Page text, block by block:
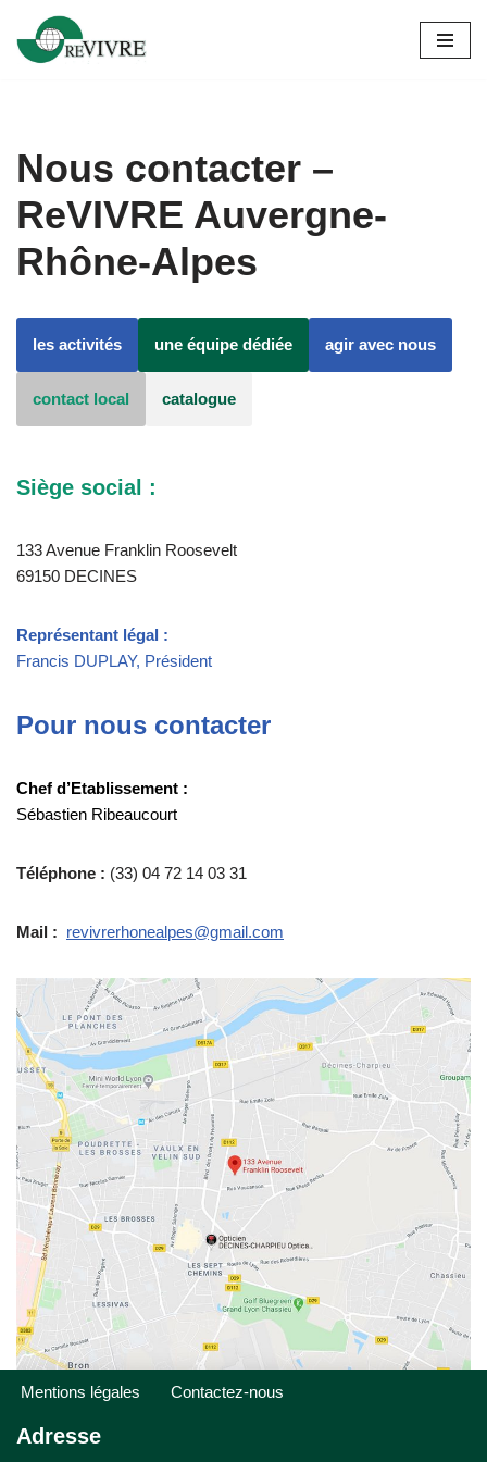
Aller
Nous contacter –
ReVIVRE Auvergne-
Rhône-Alpes
les activités une équipe dédiée agir avec nous
contact local catalogue
Siège social :
133 Avenue Franklin Roosevelt
69150 DECINES
Représentant légal :
Francis DUPLAY, Président
Pour nous contacter
Chef d’Etablissement :
Sébastien Ribeaucourt
Téléphone : (33) 04 72 14 03 31
Mail : revivrerhonealpes@gmail.com
Mentions légales Contactez-nous
Adresse